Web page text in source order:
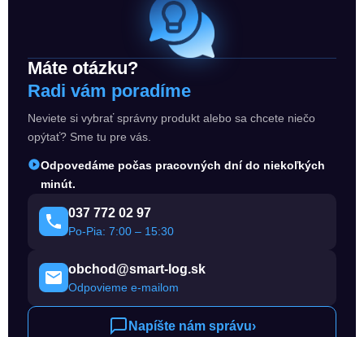
Máte otázku?
Radi vám poradíme
Neviete si vybrať správny produkt alebo sa chcete niečo
opýtať? Sme tu pre vás.
Odpovedáme počas pracovných dní do niekoľkých
minút.
037 772 02 97
Po-Pia: 7:00 – 15:30
obchod@smart-log.sk
Odpovieme e-mailom
Napíšte nám správu›